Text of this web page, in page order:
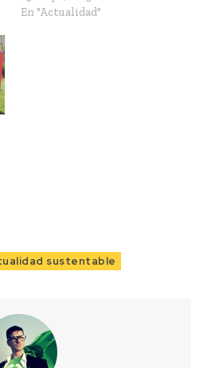
En "Actualidad"
sustentable